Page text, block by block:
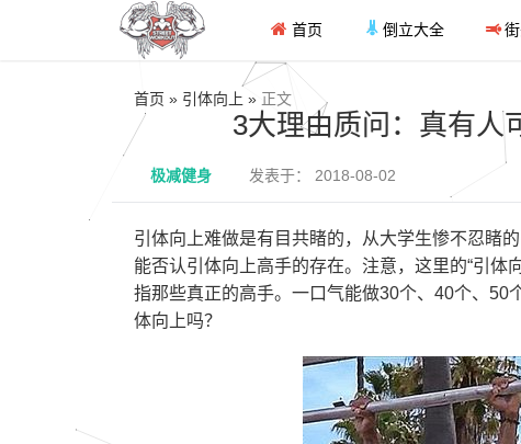
首页 倒立大全 街
首页 » 引体向上 » 正文
3大理由质问：真有人
极减健身 发表于： 2018-08-02
引体向上难做是有目共睹的，从大学生惨不忍睹
能否认引体向上高手的存在。注意，这里的“引体
指那些真正的高手。一口气能做30个、40个、50
体向上吗？